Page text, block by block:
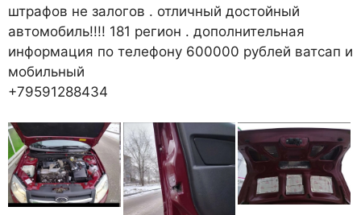
штрафов не залогов . отличный достойный
автомобиль!!!! 181 регион . дополнительная
информация по телефону 600000 рублей ватсап и
мобильный
+79591288434